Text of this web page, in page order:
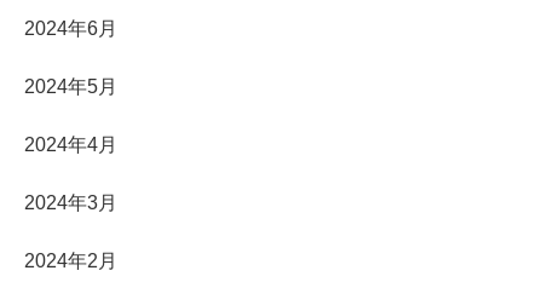
2024年6月
2024年5月
2024年4月
2024年3月
2024年2月